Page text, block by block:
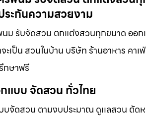
ะกันความสวยงาม
ม รับจัดสวน ตกแต่งสวนทุกขนาด ออ
ะเป็น สวนในบ้าน บริษัท ร้านอาหาร
กษาฟรี
แบบ จัดสวน ทั่วไทย
บจัดสวน ตามงบประมาณ ดูเเลสวน ตั